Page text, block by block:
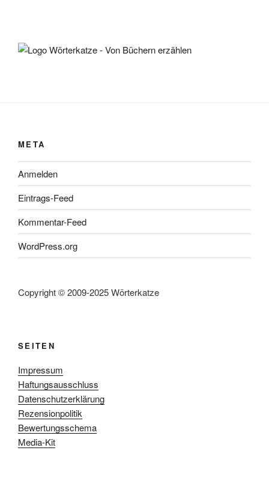
META
Anmelden
Eintrags-Feed
Kommentar-Feed
WordPress.org
Copyright © 2009-2025 Wörterkatze
SEITEN
Impressum
Haftungsausschluss
Datenschutzerklärung
Rezensionpolitik
Bewertungsschema
Media-Kit